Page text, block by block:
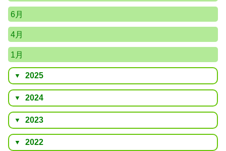
6月
4月
1月
2025
2024
2023
2022